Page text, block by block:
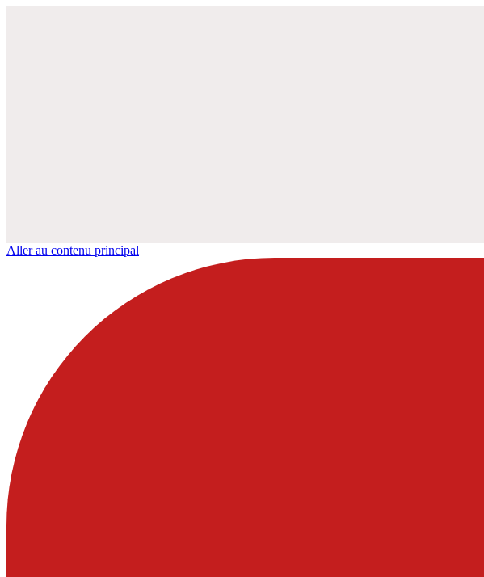
Aller au contenu principal